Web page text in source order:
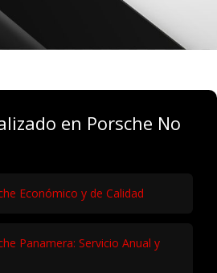
en Porsche No
Económico y de Calidad
Panamera: Servicio Anual y